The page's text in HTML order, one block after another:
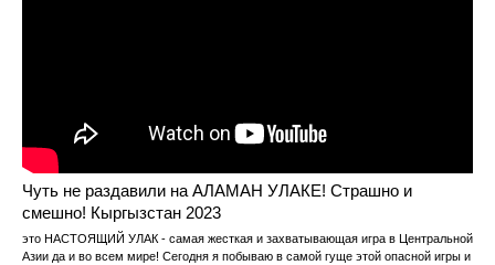
Чуть не раздавили на АЛАМАН УЛАКЕ! Страшно и
смешно! Кыргызстан 2023
это НАСТОЯЩИЙ УЛАК - самая жесткая и захватывающая игра в Центральной
Азии да и во всем мире! Сегодня я побываю в самой гуще этой опасной игры и